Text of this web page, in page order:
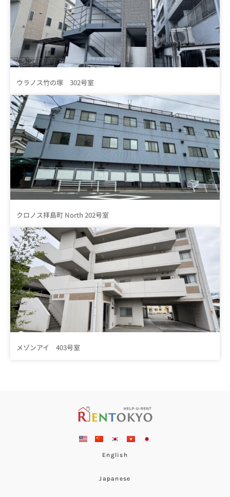
ウラノス竹の塚 302号室
クロノス拝島町 North 202号室
メゾンアイ 403号室
English
Japanese